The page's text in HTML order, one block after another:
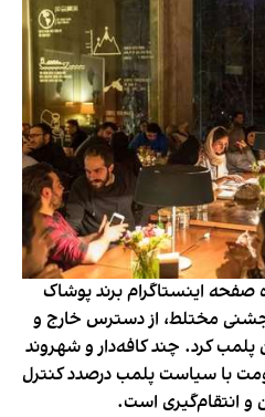
صفحه اینستاگرام برند پوشاک
جشنی مختلط، از دسترس خارج و
پلمب کرد. چند کافه‌‌دار و شهروند
با سیاست پلمب درصدد کنترل
و انتقام‌گیری است.